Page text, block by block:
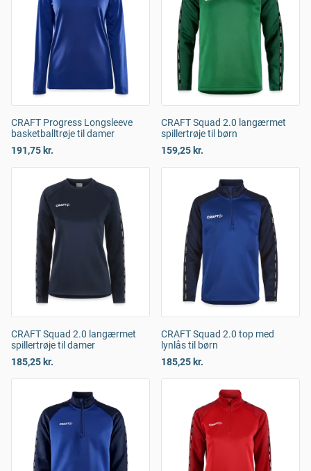
CRAFT Progress Longsleeve
basketballtrøje til damer
191,75 kr.
CRAFT Squad 2.0 langærmet
spillertrøje til børn
159,25 kr.
CRAFT Squad 2.0 langærmet
spillertrøje til damer
185,25 kr.
CRAFT Squad 2.0 top med
lynlås til børn
185,25 kr.